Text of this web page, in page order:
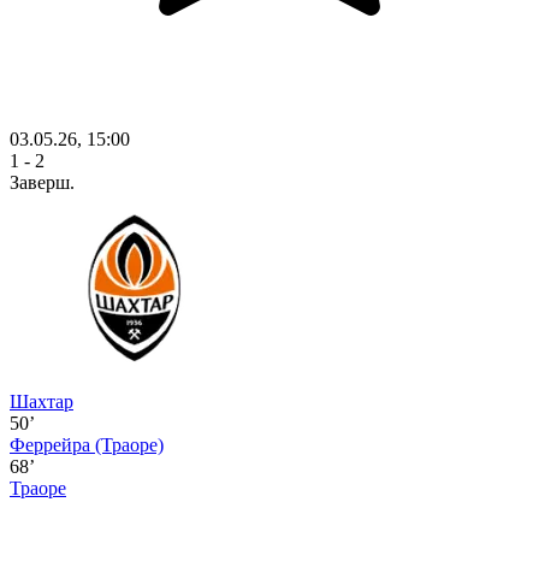
03.05.26, 15:00
1 - 2
Заверш.
Шахтар
50’
Феррейра (Траоре)
68’
Траоре